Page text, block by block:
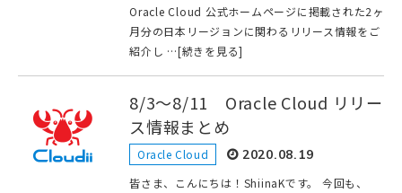
Oracle Cloud 公式ホームページに掲載された2ヶ
月分の日本リージョンに関わるリリース情報をご
紹介し …[続きを見る]
8/3～8/11 Oracle Cloud リリー
ス情報まとめ
Oracle Cloud 2020.08.19
皆さま、こんにちは！ShiinaKです。 今回も、